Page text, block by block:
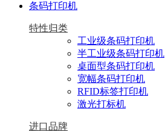
条码打印机
特性归类
工业级条码打印机
半工业级条码打印机
桌面型条码打印机
宽幅条码打印机
RFID标签打印机
激光打标机
进口品牌